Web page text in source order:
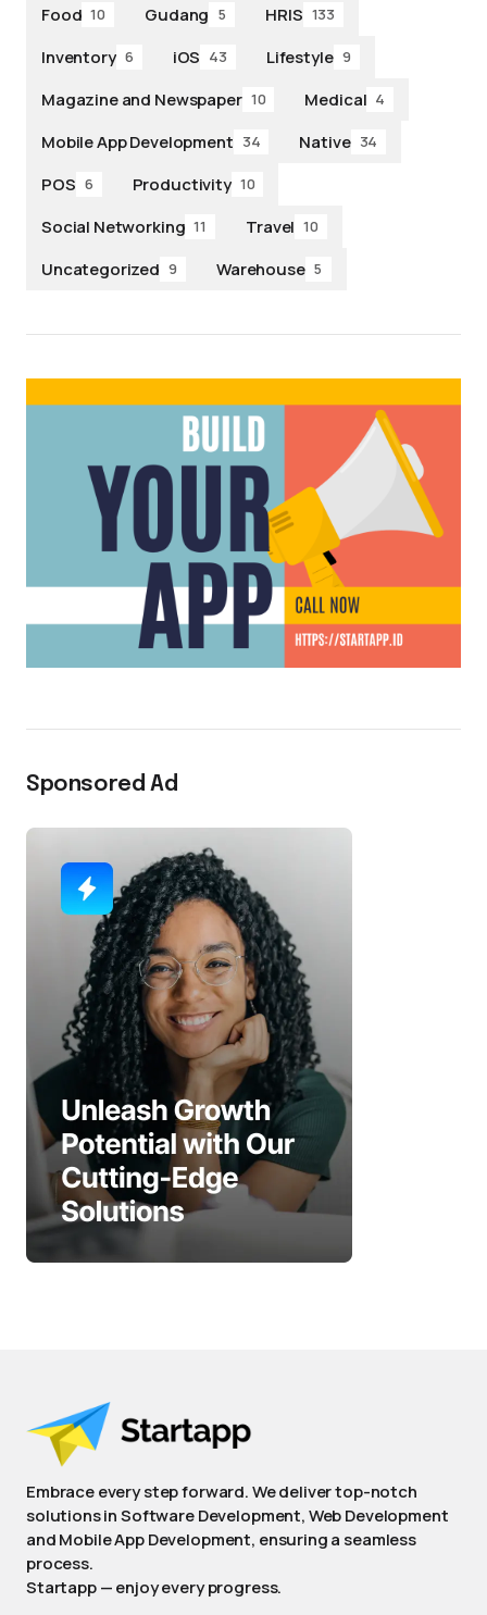
Food 10 Gudang 5 HRIS 133
Inventory 6 iOS 43 Lifestyle 9
Magazine and Newspaper 10 Medical 4
Mobile App Development 34 Native 34
POS 6 Productivity 10
Social Networking 11 Travel 10
Uncategorized 9 Warehouse 5
Sponsored Ad
Embrace every step forward. We deliver top-notch
solutions in Software Development, Web Development
and Mobile App Development, ensuring a seamless
process.
Startapp — enjoy every progress.